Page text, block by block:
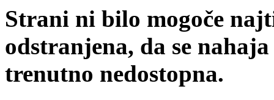
Strani ni bilo mogoče
odstranjena, da se
trenutno nedostopna.